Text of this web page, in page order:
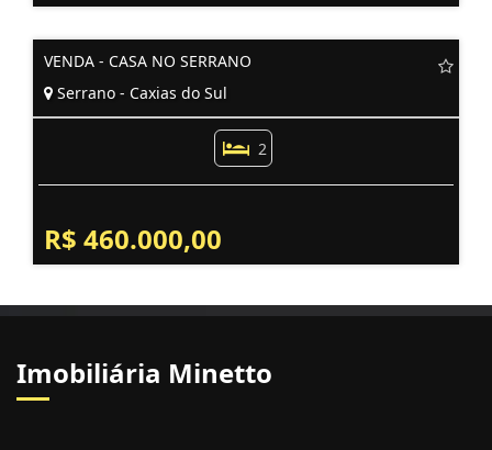
VENDA - CASA NO SERRANO
Serrano - Caxias do Sul
2
R$ 460.000,00
Imobiliária Minetto